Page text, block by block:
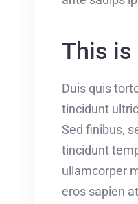
This is
Duis quis
tincidunt
Sed finibus,
tincidunt
ullamcorper
eros sapien